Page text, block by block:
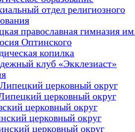
отдел религиозного
православная гимназия
Оптинского
копилка
клуб «Экклезиаст»
церковный округ
церковный округ
церковный округ
церковный округ
церковный округ